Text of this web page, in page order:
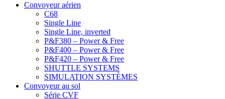
Convoyeur aérien
C68
Single Line
Single Line, inverted
P&F380 – Power & Free
P&F400 – Power & Free
P&F420 – Power & Free
SHUTTLE SYSTEMS
SIMULATION SYSTÈMES
Convoyeur au sol
Série CVF